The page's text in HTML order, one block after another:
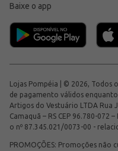
Baixe o app
Lojas Pompéia | © 2026, Todos
de pagamento válidos
Artigos do Vestuário LTDA Rua
Camaquã – RS CEP 96.780-072
o nº 87.345.021/0073-00 -
PROMOÇÕES: Promoções